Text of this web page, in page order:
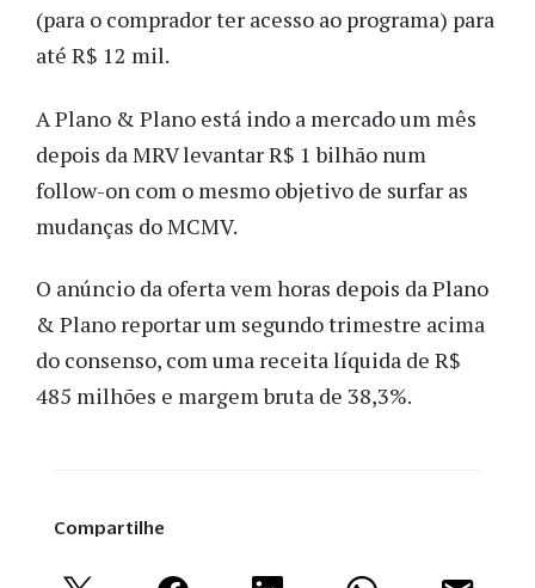
(para o comprador ter acesso ao programa) para
até R$ 12 mil.
A Plano & Plano está indo a mercado um mês
depois da MRV levantar R$ 1 bilhão num
follow-on com o mesmo objetivo de surfar as
mudanças do MCMV.
O anúncio da oferta vem horas depois da Plano
& Plano reportar um segundo trimestre acima
do consenso, com uma receita líquida de R$
485 milhões e margem bruta de 38,3%.
Compartilhe